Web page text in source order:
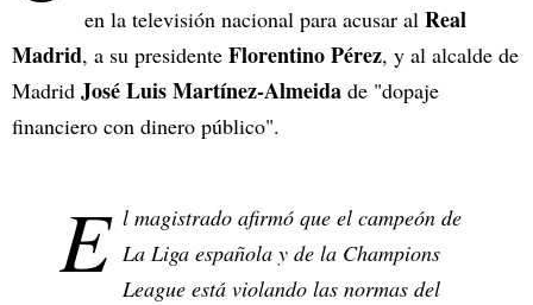
en la televisión nacional para acusar al Real
Madrid, a su presidente Florentino Pérez, y al alcalde de
Madrid José Luis Martínez-Almeida de "dopaje
financiero con dinero público".
E l magistrado afirmó que el campeón de
La Liga española y de la Champions
League está violando las normas del